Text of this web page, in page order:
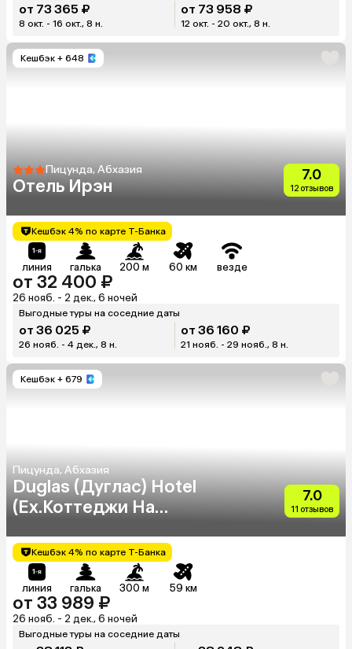
от 73 365 ₽
8 окт. - 16 окт., 8 н.
от 73 958 ₽
12 окт. - 20 окт., 8 н.
Кешбэк + 648
Пицунда, Абхазия
Отель Ирэн
7.0
12 отзывов
Кешбэк 4% по карте Т-Банка
линия галька 200 м 60 км везде
от 32 400 ₽
26 нояб. - 2 дек., 6 ночей
Выгодные туры на соседние даты
от 36 025 ₽
26 нояб. - 4 дек., 8 н.
от 36 160 ₽
21 нояб. - 29 нояб., 8 н.
Кешбэк + 679
Пицунда, Абхазия
Duglas (Дуглас) Hotel
(Ex.Коттеджи На
7.0
11 отзывов
Кешбэк 4% по карте Т-Банка
линия галька 300 м 59 км
от 33 989 ₽
26 нояб. - 2 дек., 6 ночей
Выгодные туры на соседние даты